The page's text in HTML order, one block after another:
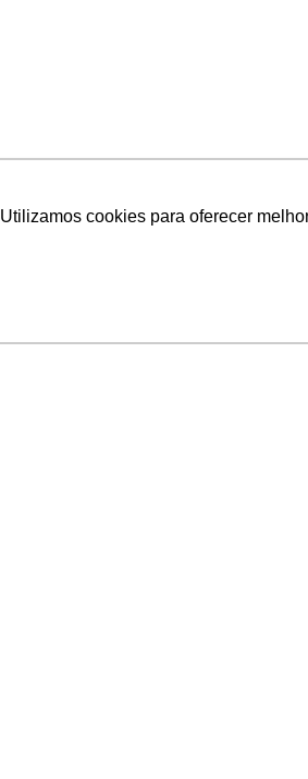
Utilizamos cookies para oferecer